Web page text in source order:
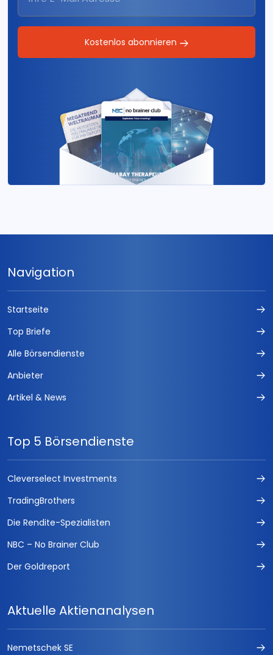
Kostenlos abonnieren
Navigation
Startseite
Top Briefe
Alle Börsendienste
Anbieter
Artikel & News
Top 5 Börsendienste
Cleverselect Investments
TradingBrothers
Die Rendite-Spezialisten
NBC – No Brainer Club
Der Goldreport
Aktuelle Aktienanalysen
Nemetschek SE